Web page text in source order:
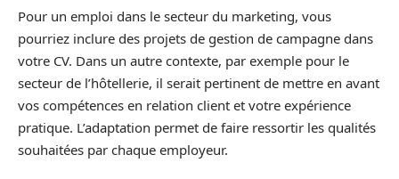
Pour un emploi dans le secteur du marketing, vous
pourriez inclure des projets de gestion de campagne dans
votre CV. Dans un autre contexte, par exemple pour le
secteur de l’hôtellerie, il serait pertinent de mettre en avant
vos compétences en relation client et votre expérience
pratique. L’adaptation permet de faire ressortir les qualités
souhaitées par chaque employeur.